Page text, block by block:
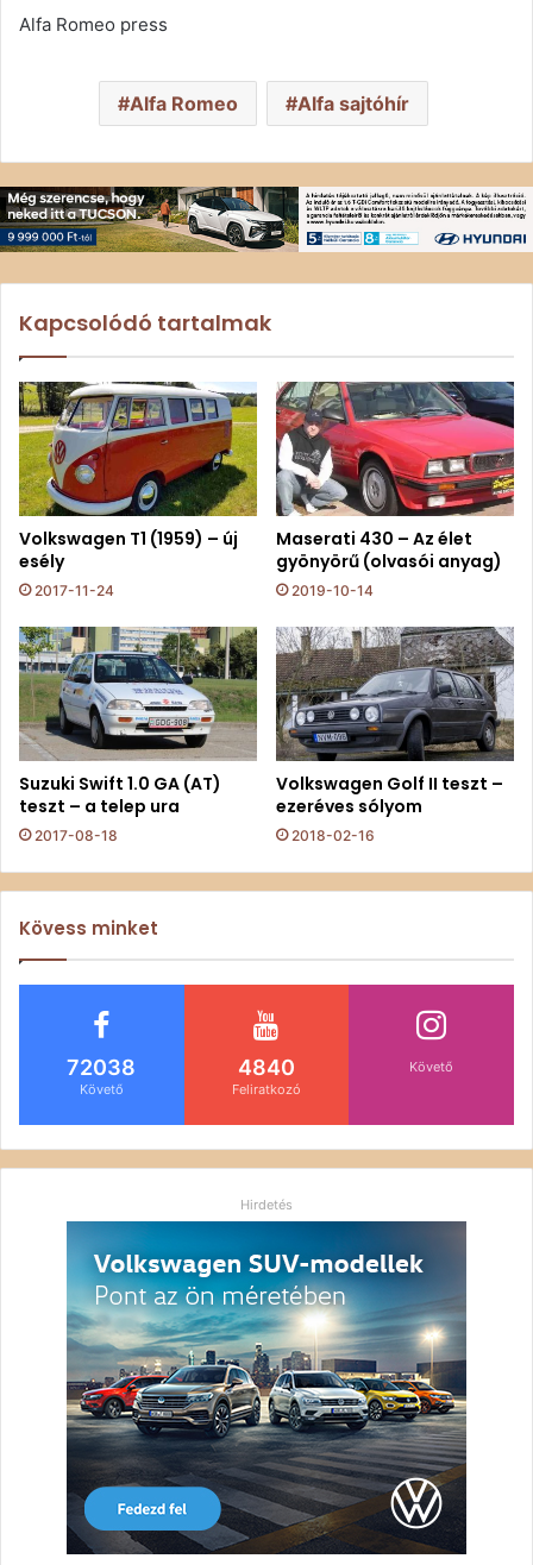
Alfa Romeo press
Alfa Romeo Alfa sajtóhír
Kapcsolódó tartalmak
Volkswagen T1 (1959) – új
esély
2017-11-24
Maserati 430 – Az élet
gyönyörű (olvasói anyag)
2019-10-14
Suzuki Swift 1.0 GA (AT)
teszt – a telep ura
2017-08-18
Volkswagen Golf II teszt –
ezeréves sólyom
2018-02-16
Kövess minket
72038
Követő
4840
Feliratkozó
Követő
Hirdetés